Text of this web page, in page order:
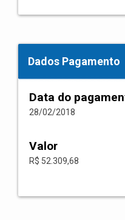
Dados Pagamento
Data do
28/02/2018
Valor
R$ 52.309,68